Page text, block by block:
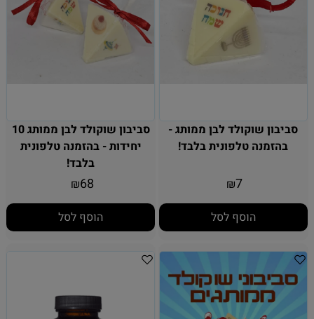
סביבון שוקולד לבן ממותג -
בהזמנה טלפונית בלבד!
₪7
הוסף לסל
סביבון שוקולד לבן ממותג 10
יחידות - בהזמנה טלפונית
בלבד!
₪68
הוסף לסל